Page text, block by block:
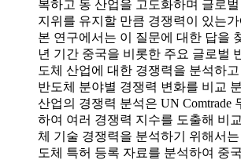
복하고 동 산업을 고도화하며 글로
지위를 유지할 만큼 경쟁력이 있는
본 연구에서는 이 질문에 대한 답을
년 기간 중국을 비롯한 주요 글로벌
도체 산업에 대한 경쟁력을 분석하고
반도체 분야별 경쟁력 변화를 비교
산업의 경쟁력 분석은 UN Comtrade
하여 여러 경쟁력 지수를 도출해 비
체 기술 경쟁력을 분석하기 위해서
도체 특허 등록 자료를 분석하여 중